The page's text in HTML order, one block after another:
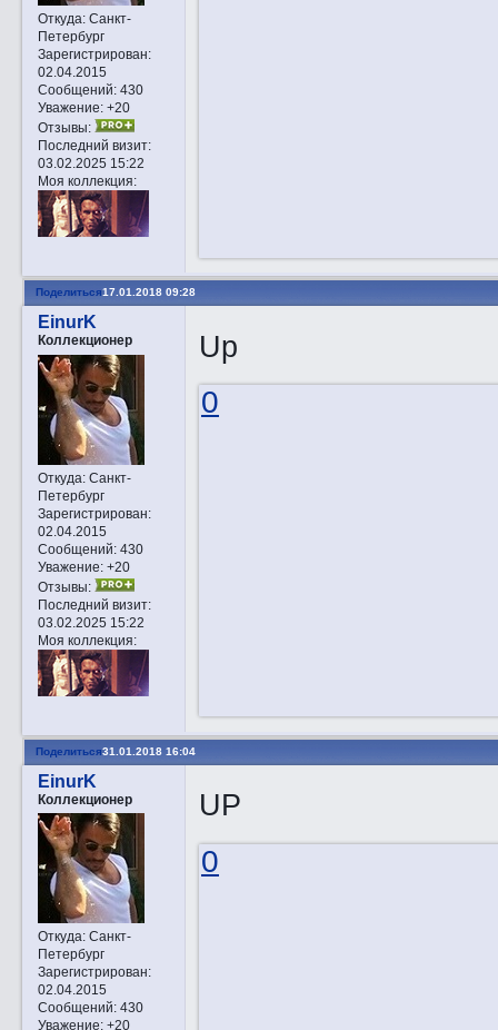
Откуда:Санкт-
Петербург
Зарегистрирован:
02.04.2015
Сообщений:430
Уважение: +20
Отзывы:
Последний визит:
03.02.2025 15:22
Моя коллекция:
Поделиться17.01.2018 09:28
EinurK
Коллекционер
Откуда:Санкт-
Петербург
Зарегистрирован:
02.04.2015
Сообщений:430
Уважение: +20
Отзывы:
Последний визит:
03.02.2025 15:22
Моя коллекция:
Up
0
Поделиться31.01.2018 16:04
EinurK
Коллекционер
Откуда:Санкт-
Петербург
Зарегистрирован:
02.04.2015
Сообщений:430
Уважение: +20
UP
0